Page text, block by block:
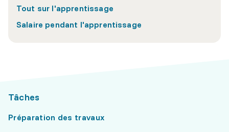
Tout sur l'apprentissage
Salaire pendant l'apprentissage
Tâches
Préparation des travaux